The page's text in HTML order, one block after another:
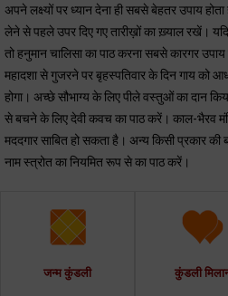
अपने लक्ष्यों पर ध्यान देना ही सबसे बेहतर उपाय
लेने से पहले उपर दिए गए तारीख़ों का ख़्याल रखें।
तो हनुमान चालिसा का पाठ करना सबसे कारगर
महादशा से गुजरने पर बृहस्पतिवार के दिन गाय को
होगा। अच्छे सौभाग्य के लिए पीले वस्तुओं का दान
से बचने के लिए देवी कवच का पाठ करें। काल-भैरव
मददगार साबित हो सकता है। अन्य किसी प्रकार
नाम स्त्रोत का नियमित रूप से का पाठ करें।
जन्म कुंडली कुंडली